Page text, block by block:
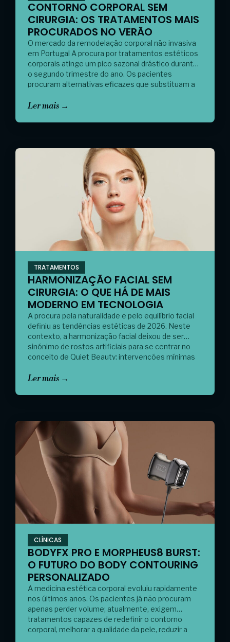
CONTORNO CORPORAL SEM
CIRURGIA: OS TRATAMENTOS MAIS
PROCURADOS NO VERÃO
O mercado da remodelação corporal não invasiva
em Portugal A procura por tratamentos estéticos
corporais atinge um pico sazonal drástico durante
o segundo trimestre do ano. Os pacientes
procuram alternativas eficazes que substituam a
baixas médicas e longos períodos de compressão
ganharam terreno devido […]
Ler mais →
TRATAMENTOS
HARMONIZAÇÃO FACIAL SEM
CIRURGIA: O QUE HÁ DE MAIS
MODERNO EM TECNOLOGIA
A procura pela naturalidade e pelo equilíbrio facial
definiu as tendências estéticas de 2026. Neste
contexto, a harmonização facial deixou de ser
sinónimo de rostos artificiais para se centrar no
conceito de Quiet Beauty: intervenções mínimas
avançada de radiofrequência, hoje é possível
Ler mais →
CLÍNICAS
BODYFX PRO E MORPHEUS8 BURST:
O FUTURO DO BODY CONTOURING
PERSONALIZADO
A medicina estética corporal evoluiu rapidamente
nos últimos anos. Os pacientes já não procuram
apenas perder volume; atualmente, exigem
tratamentos capazes de redefinir o contorno
corporal, melhorar a qualidade da pele, reduzir a